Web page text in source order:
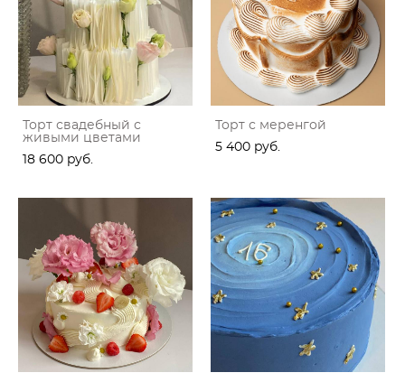
Торт свадебный с
живыми цветами
18 600 pуб.
Торт с меренгой
5 400 pуб.